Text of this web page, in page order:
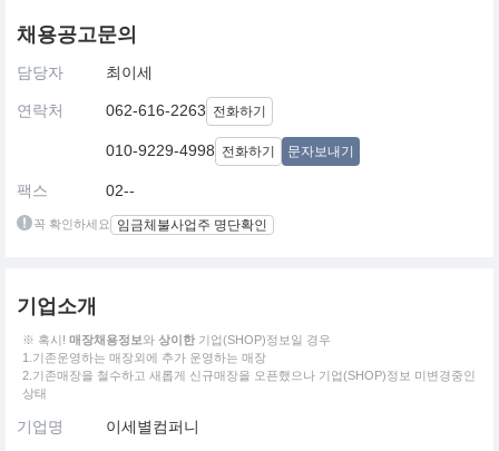
채용공고문의
담당자 최이세
연락처 062-616-2263 전화하기
010-9229-4998 전화하기 문자보내기
팩스 02--
꼭 확인하세요 임금체불사업주 명단확인
기업소개
※ 혹시! 매장채용정보와 상이한 기업(SHOP)정보일 경우
1.기존운영하는 매장외에 추가 운영하는 매장
2.기존매장을 철수하고 새롭게 신규매장을 오픈했으나 기업(SHOP)정보 미변경중인
상태
기업명 이세별컴퍼니